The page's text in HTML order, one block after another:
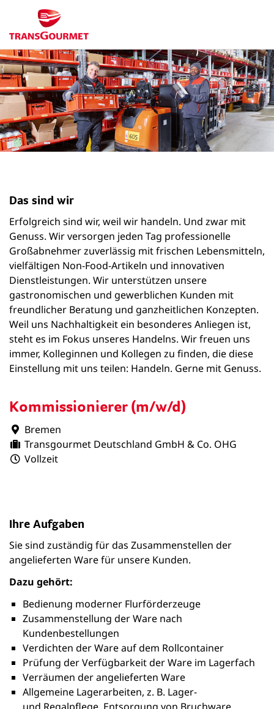
Kommissionierer (m/w/d)
Bremen
Transgourmet Deutschland GmbH & Co. OHG
Vollzeit
Das sind wir
Erfolgreich sind wir, weil wir handeln. Und zwar mit
Genuss. Wir versorgen jeden Tag professionelle
Großabnehmer zuverlässig mit frischen Lebensmitteln,
vielfältigen Non-Food-Artikeln und innovativen
Dienstleistungen. Wir unterstützen unsere
gastronomischen und gewerblichen Kunden mit
freundlicher Beratung und ganzheitlichen Konzepten.
Weil uns Nachhaltigkeit ein besonderes Anliegen ist,
steht es im Fokus unseres Handelns. Wir freuen uns
immer, Kolleginnen und Kollegen zu finden, die diese
Einstellung mit uns teilen: Handeln. Gerne mit Genuss.
Ihre Aufgaben
Sie sind zuständig für das Zusammenstellen der
angelieferten Ware für unsere Kunden.
Dazu gehört:
Bedienung moderner Flurförderzeuge
Zusammenstellung der Ware nach
Kundenbestellungen
Verdichten der Ware auf dem Rollcontainer
Prüfung der Verfügbarkeit der Ware im Lagerfach
Verräumen der angelieferten Ware
Allgemeine Lagerarbeiten, z. B. Lager-